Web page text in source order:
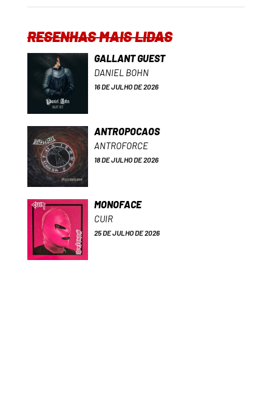
RESENHAS MAIS LIDAS
GALLANT GUEST
DANIEL BOHN
16 DE JULHO DE 2026
ANTROPOCAOS
ANTROFORCE
18 DE JULHO DE 2026
MONOFACE
CUIR
25 DE JULHO DE 2026